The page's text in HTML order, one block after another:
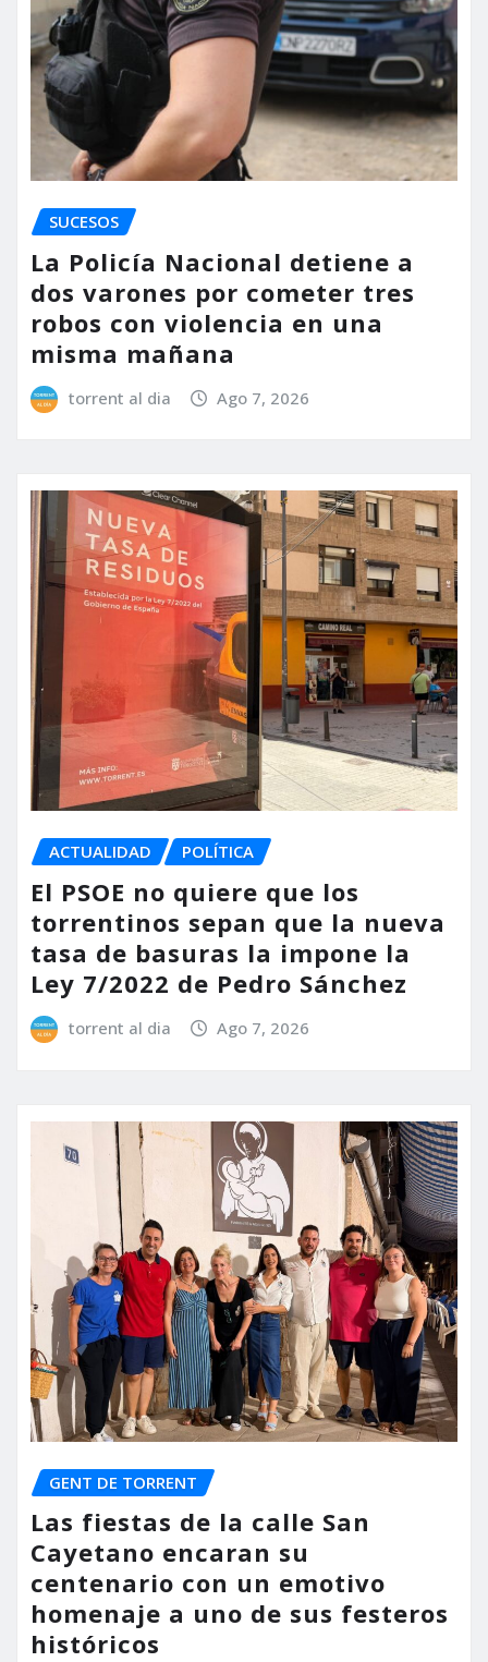
SUCESOS
La Policía Nacional detiene a
dos varones por cometer tres
robos con violencia en una
misma mañana
torrent al dia Ago 7, 2026
ACTUALIDAD POLÍTICA
El PSOE no quiere que los
torrentinos sepan que la nueva
tasa de basuras la impone la
Ley 7/2022 de Pedro Sánchez
torrent al dia Ago 7, 2026
GENT DE TORRENT
Las fiestas de la calle San
Cayetano encaran su
centenario con un emotivo
homenaje a uno de sus festeros
históricos